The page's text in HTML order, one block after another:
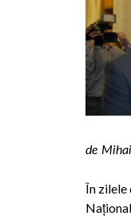
de
În zilele